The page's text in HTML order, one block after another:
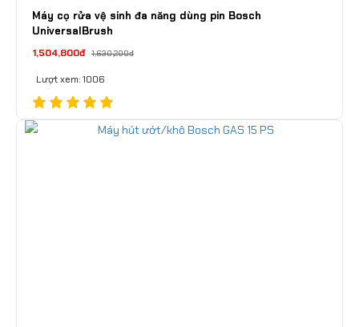
Máy cọ rửa vệ sinh đa năng dùng pin Bosch
UniversalBrush
1,504,800đ 1,630,200đ
Lượt xem: 1006